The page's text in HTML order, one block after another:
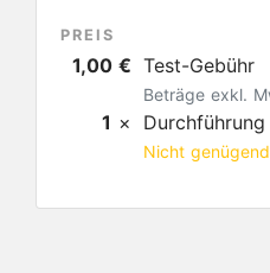
PREIS
1,00 € Test-Gebühr
Beträge exkl.
1 × Durchführung
Nicht